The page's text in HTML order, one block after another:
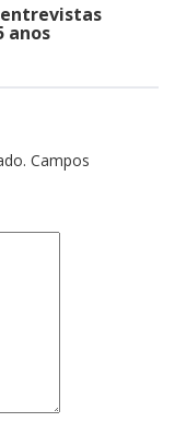
entrevistas
anos
Campos